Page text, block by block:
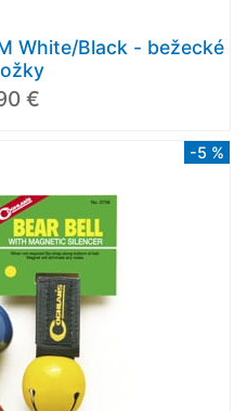
M White/Black - bežecké
€
-5 %